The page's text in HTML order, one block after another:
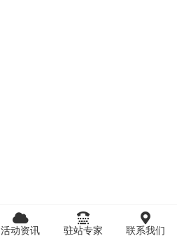
活动资讯 驻站专家 联系我们